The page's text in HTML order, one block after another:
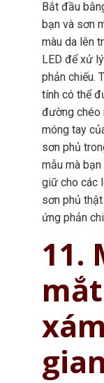
Bắt đầu
bạn và sơn
màu da lên
LED để xử
phản chiếu.
tính có thể
đường chéo
móng tay
sơn phủ
mẫu mà
giữ cho các
sơn phủ
ứng phản
11.
gian